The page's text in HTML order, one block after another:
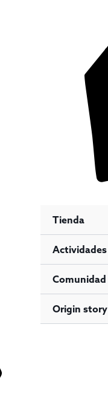
Tienda
Actividades
Comunidad
Origin story